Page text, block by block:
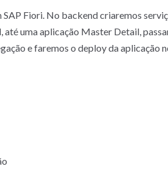
Fiori. No backend criaremos
uma aplicação Master Detail,
e faremos o deploy da aplicação